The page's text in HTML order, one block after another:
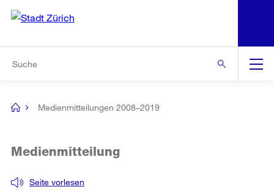
Navigation
[no
Medienmitteilungen 2008–2019
Seite vorlesen
Medienmitteilung